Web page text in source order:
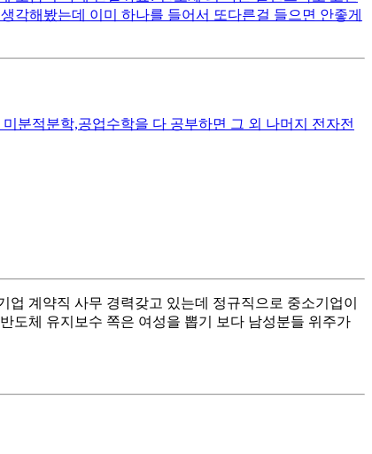
각해봤는데 이미 하나를 들어서 또다른걸 들으면 안좋게
분적분학,공업수학을 다 공부하면 그 외 나머지 전자전
계약직 사무 경력갖고 있는데 정규직으로 중소기업이
도체 유지보수 쪽은 여성을 뽑기 보다 남성분들 위주가